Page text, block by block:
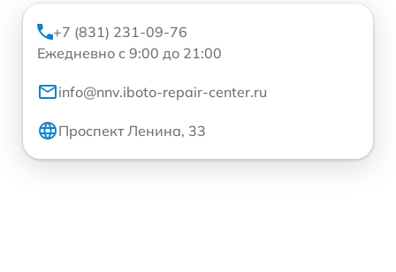
+7 (831) 231-09-76
Ежедневно с 9:00 до 21:00
info@nnv.iboto-repair-center.ru
Проспект Ленина, 33